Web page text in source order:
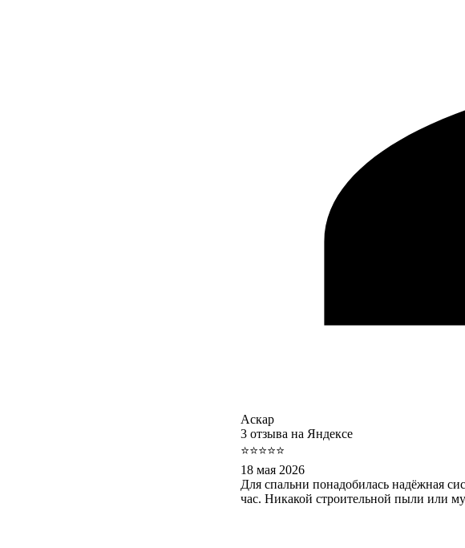
Аскар
3 отзыва на Яндексе
⭐⭐⭐⭐⭐
18 мая 2026
Для спальни понадобилась надёжная
час. Никакой строительной пыли или